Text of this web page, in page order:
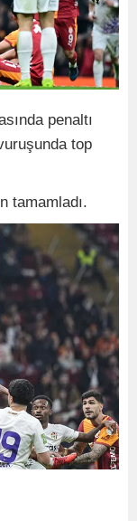
penaltı
top
tamamladı.